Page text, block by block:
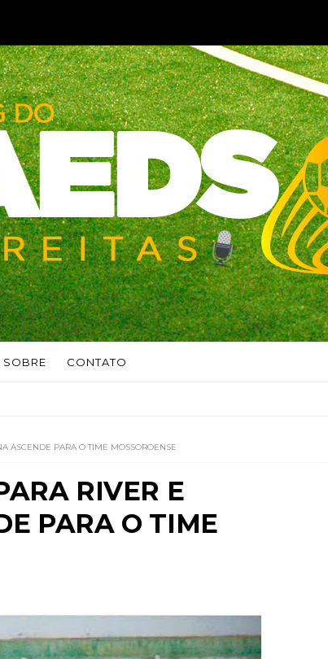
SOBRE CONTATO
ASCENDE PARA O TIME MOSSOROENSE
RIVER E
PARA O TIME